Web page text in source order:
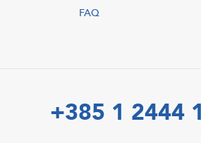
FAQ
+385 1 2444